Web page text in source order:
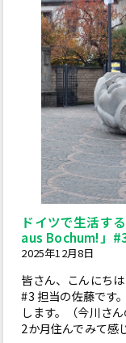
ドイツで生活す
aus Bochum!」
2025年12月8日
皆さん、こんにち
#3 担当の佐藤です
します。（今川さ
2か月住んでみて感